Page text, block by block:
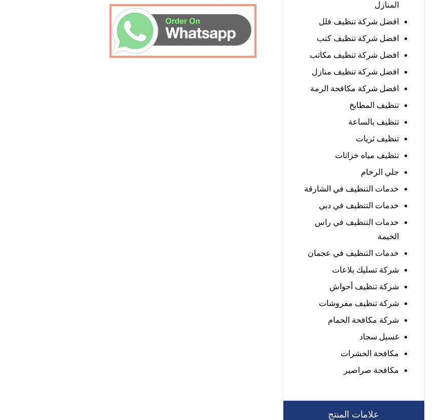
المنازل
افضل شركة تنظيف فلل
افضل شركة تنظيف كنب
افضل شركة تنظيف مكاتب
افضل شركة تنظيف منازل
افضل شركة مكافحة الرمة
تنظيف المطابخ
تنظيف بالساعة
تنظيف ثريات
تنظيف مياه خزانات
جلي الرخام
خدمات التنظيف في الشارقة
خدمات التنظيف في دبي
خدمات التنظيف في راس
الخيمة
خدمات التنظيف في عجمان
شركة تسليك بلاعات
شركة تنظيف أحواش
شركة تنظيف مفروشات
شركة مكافحة الحمام
غسيل سجاد
مكافحة الحشرات
مكافحة صراصير
علامات المنتج